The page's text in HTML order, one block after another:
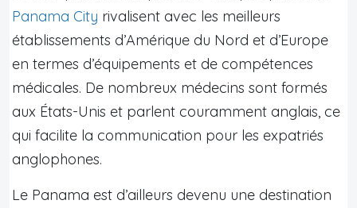
Panama City rivalisent avec les meilleurs
établissements d’Amérique du Nord et d’Europe
en termes d’équipements et de compétences
médicales. De nombreux médecins sont formés
aux États-Unis et parlent couramment anglais, ce
qui facilite la communication pour les expatriés
anglophones.
Le Panama est d’ailleurs devenu une destination